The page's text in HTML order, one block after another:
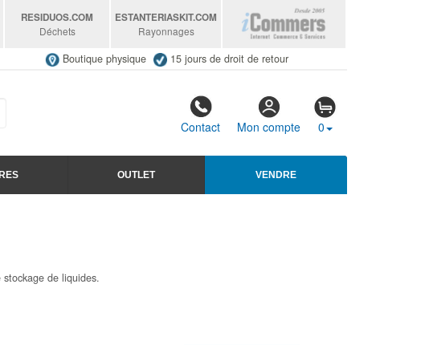
RESIDUOS.COM
Déchets
ESTANTERIASKIT.COM
Rayonnages
Boutique physique 15 jours de droit de retour
Contact Mon compte 0
OUTLET VENDRE
de liquides.